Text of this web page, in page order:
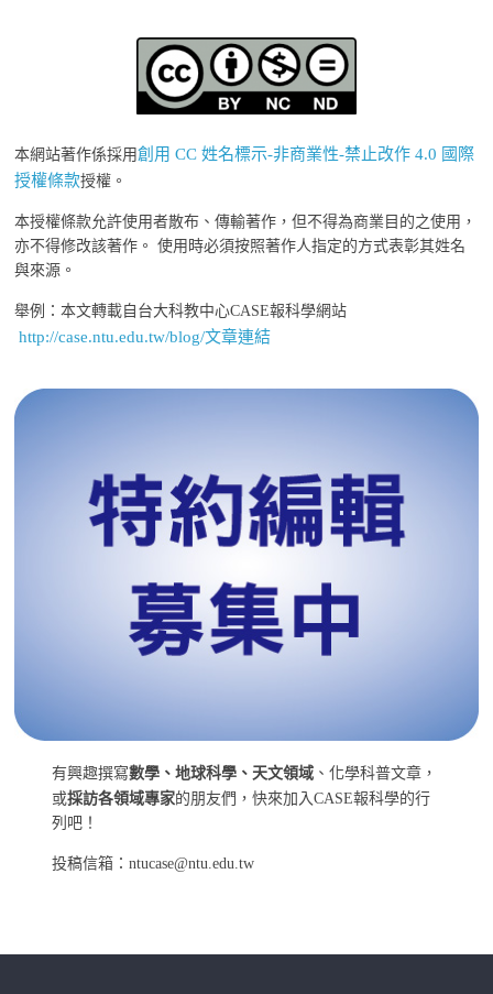
本網站著作係採用創用 CC 姓名標示-非商業性-禁止改作 4.0 國際
授權條款授權。
本授權條款允許使用者散布、傳輸著作，但不得為商業目的之使用，
亦不得修改該著作。 使用時必須按照著作人指定的方式表彰其姓名
與來源。
舉例：本文轉載自台大科教中心CASE報科學網站
http://case.ntu.edu.tw/blog/文章連結
有興趣撰寫數學、地球科學、天文領域 、化學科普文章，
或採訪各領域專家的朋友們，快來加入CASE報科學的行
列吧！
投稿信箱：ntucase@ntu.edu.tw